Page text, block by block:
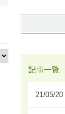
記事一覧
21/05/20